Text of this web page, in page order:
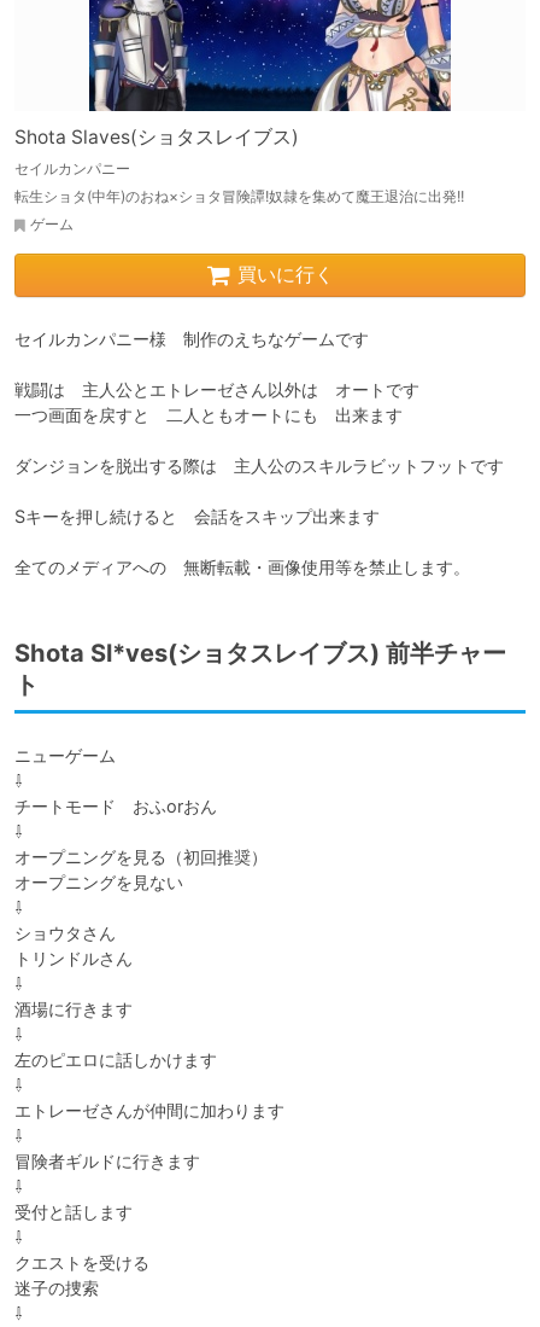
Shota Slaves(ショタスレイブス)
セイルカンパニー
転生ショタ(中年)のおね×ショタ冒険譚!奴隷を集めて魔王退治に出発!!
ゲーム
買いに行く
セイルカンパニー様　制作のえちなゲームです
戦闘は　主人公とエトレーゼさん以外は　オートです
一つ画面を戻すと　二人ともオートにも　出来ます
ダンジョンを脱出する際は　主人公のスキルラビットフットです
Sキーを押し続けると　会話をスキップ出来ます
全てのメディアへの　無断転載・画像使用等を禁止します。
Shota Sl*ves(ショタスレイブス) 前半チャー
ト
ニューゲーム
⇩
チートモード　おふorおん
⇩
オープニングを見る（初回推奨）
オープニングを見ない
⇩
ショウタさん
トリンドルさん
⇩
酒場に行きます
⇩
左のピエロに話しかけます
⇩
エトレーゼさんが仲間に加わります
⇩
冒険者ギルドに行きます
⇩
受付と話します
⇩
クエストを受ける
迷子の捜索
⇩